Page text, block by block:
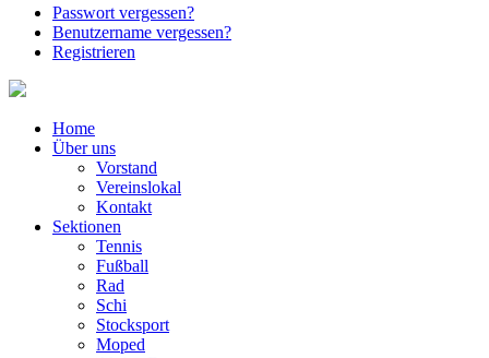
Passwort vergessen?
Benutzername vergessen?
Registrieren
Home
Über uns
Vorstand
Vereinslokal
Kontakt
Sektionen
Tennis
Fußball
Rad
Schi
Stocksport
Moped